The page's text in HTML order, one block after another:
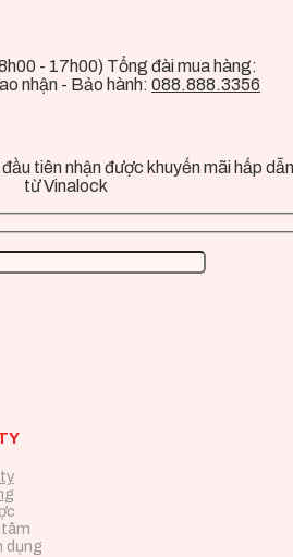
- 17h00) Tổng đài mua hàng:
nhận - Bảo hành: 088.888.3356
tiên nhận được khuyến mãi hấp dẫn
từ Vinalock
dụng